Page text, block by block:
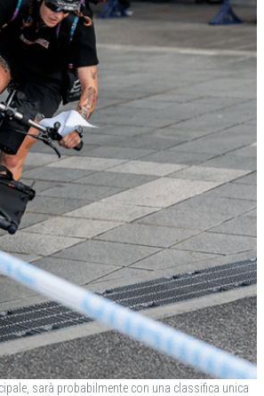
sarà probabilmente con una classifica unica